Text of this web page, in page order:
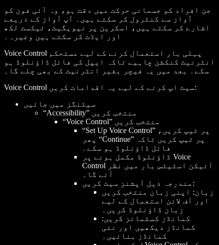
جن افراد کو جسمانی حرکت میں دقت ہو، وہ آئی فون کو
آواز سے کنٹرول کر سکتے ہیں۔ آپ آواز کے ذریعے
اشارے کر سکتے ہیں، اسکرین پر نیویگیٹ، ٹیکسٹ لکھ
اور ایڈٹ کر سکتے ہیں وغیرہ۔
Voice Control پہلی بار استعمال کرنے کے لیے مستحکم
انٹرنیٹ کنکشن چاہیے تاکہ ایپل کی فائل ڈاؤنلوڈ ہو
سکے۔ بعد میں یہ فیچر بغیر انٹرنیٹ کے بھی چلے گا۔
Voice Control سیٹ اپ کرنے کے لیے یہ اقدامات کریں:
سیٹنگز میں جائیں
“Accessibility” منتخب کریں
“Voice Control” منتخب کریں
“Set Up Voice Control” پر ٹیپ کریں،
پھر “Continue” پر ٹیپ کریں تاکہ
فائل ڈاؤنلوڈ ہو سکے۔
ڈاؤنلوڈ مکمل ہونے پر Voice
Control آئیکن اسٹیٹس بار میں نظر
آئے گا۔
مندرجہ ذیل آپشنز سیٹ کریں:
زبان: اپنی زبان منتخب کریں
اور آف لائن استعمال کے لیے
زبان ڈاؤنلوڈ کریں۔
کمانڈز کسٹمائز کریں:
کمانڈز دیکھیں اور نئی
کمانڈز بنائیں۔